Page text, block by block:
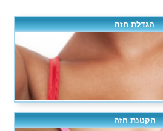
הגדלת חזה
הקטנת חזה